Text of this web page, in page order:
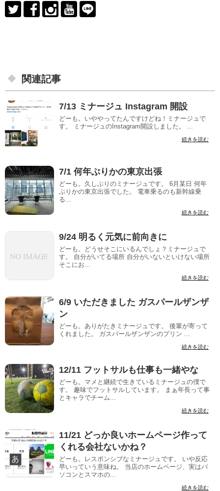
関連記事
7/13 ミナージュ Instagram 開設
どーも。いややってたんですけどね！ミナージュで
す。 ミナージュのInstagram開設しました。 ...
続きを読む
7/1 何年ぶりかの東京出張
どーも。久しぶりのミナージュです。 6月某日 何年
ぶりかの東京出張でした。 電車乗るのも新幹線乗
る...
続きを読む
9/24 明るく元気に前向きに
どーも。どうせそこにいるんでしょ？ミナージュで
す。 自分がいてる場所 自分がいないといけない場所
そこにお...
続きを読む
6/9 いただきました ガスパールザンザ
ン
どーも。ありがたきミナージュです。 後輩が寄って
くれました。 ガスパールザンザンのプリン ...
続きを読む
12/11 フットサルも仕事も一緒やな
どーも。マメと継続で生きているミナージュの僕で
す。 趣味でフットサルしています。 まぁ年長って事
とキャラでチーム...
続きを読む
11/21 どっか良いホームページ作って
くれる会社ないかね？
どーも。レスポンシブなミナージュです。 いや反応
早いっていう意味ね。 当店のホームページ、実はパ
ソコンとスマホの...
続きを読む